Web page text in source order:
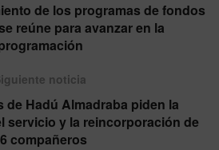
de los programas de fondos
reúne para avanzar en la
noticia
de Hadú Almadraba piden la
servicio y la reincorporación de
compañeros